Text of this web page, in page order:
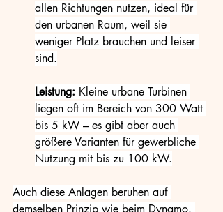
allen Richtungen nutzen, ideal für
den urbanen Raum, weil sie
weniger Platz brauchen und leiser
sind.
Leistung: Kleine urbane Turbinen
liegen oft im Bereich von 300 Watt
bis 5 kW – es gibt aber auch
größere Varianten für gewerbliche
Nutzung mit bis zu 100 kW.
Auch diese Anlagen beruhen auf
demselben Prinzip wie beim Dynamo.